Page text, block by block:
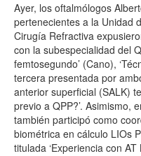
Ayer, los oftalmólogos
pertenecientes a la Unidad
Cirugía Refractiva
con la subespecialidad del
femtosegundo’ (Cano),
tercera presentada por
anterior superficial (SALK)
previo a QPP?’. Asimismo,
también participó como
biométrica en cálculo LIOs
titulada ‘Experiencia con